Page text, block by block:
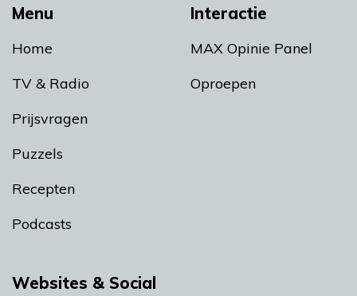
Menu
Home
TV & Radio
Prijsvragen
Puzzels
Recepten
Podcasts
Interactie
MAX Opinie Panel
Oproepen
Websites & Social